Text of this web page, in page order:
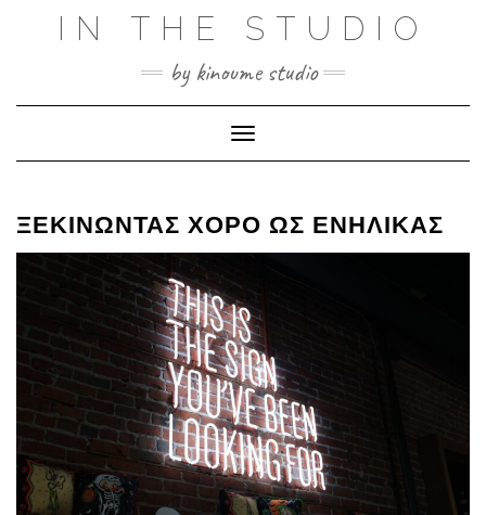
IN THE STUDIO
by kinoume studio
Toggle Navigation
ΞΕΚΙΝΏΝΤΑΣ ΧΟΡΌ ΩΣ ΕΝΉΛΙΚΑΣ